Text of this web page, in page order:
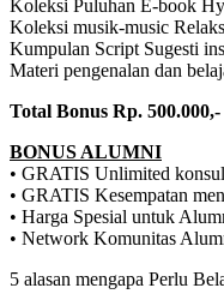
Koleksi Puluhan E-book
Koleksi musik-music
Kumpulan Script Sugesti
Materi pengenalan dan
Total Bonus Rp. 500.000,-
BONUS ALUMNI
• GRATIS Unlimited
• GRATIS Kesempatan
• Harga Spesial untuk
• Network Komunitas
5 alasan mengapa Perlu